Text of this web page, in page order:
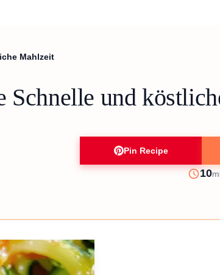
Mahlzeit
Schnelle und
Pin Recipe
Prep
10